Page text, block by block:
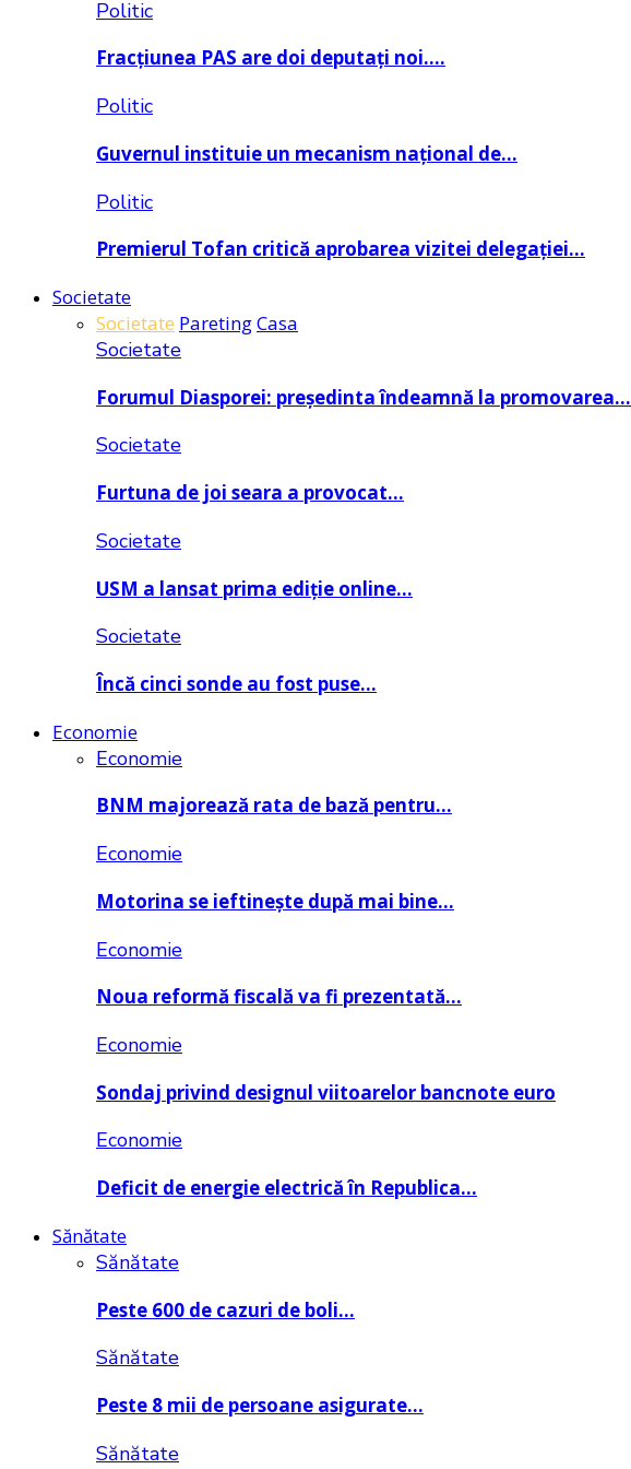
Politic
Fracțiunea PAS are doi deputați noi….
Politic
Guvernul instituie un mecanism național de…
Politic
Premierul Tofan critică aprobarea vizitei delegației…
Societate
Societate ParetingCasa
Societate
Forumul Diasporei: președinta îndeamnă la promovarea…
Societate
Furtuna de joi seara a provocat…
Societate
USM a lansat prima ediție online…
Societate
Încă cinci sonde au fost puse…
Economie
Economie
BNM majorează rata de bază pentru…
Economie
Motorina se ieftinește după mai bine…
Economie
Noua reformă fiscală va fi prezentată…
Economie
Sondaj privind designul viitoarelor bancnote euro
Economie
Deficit de energie electrică în Republica…
Sănătate
Sănătate
Peste 600 de cazuri de boli…
Sănătate
Peste 8 mii de persoane asigurate…
Sănătate